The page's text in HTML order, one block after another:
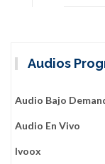
Audios
Audio Bajo
Audio En Vivo
Ivoox